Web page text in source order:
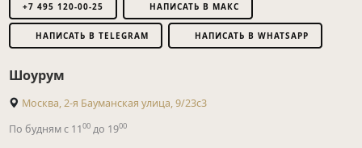
+7 495 120-00-25 НАПИСАТЬ В МАКС
НАПИСАТЬ В TELEGRAM НАПИСАТЬ В WHATSAPP
Шоурум
Москва, 2-я Бауманская улица, 9/23с3
По будням с 1100до 1900